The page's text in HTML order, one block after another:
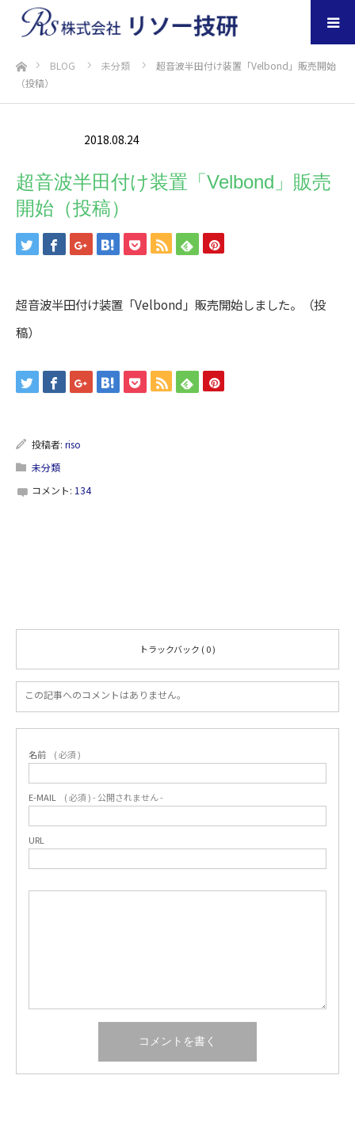
ホームBLOG 未分類
超音波半田付け装置「Velbond」販売開始
（投稿）
2018.08.24
超音波半田付け装置「Velbond」販売
開始（投稿）
超音波半田付け装置「Velbond」販売開始しました。（投
稿）
投稿者: riso
未分類
コメント: 134
トラックバック ( 0 )
この記事へのコメントはありません。
名前 ( 必須 )
E-MAIL ( 必須 ) - 公開されません -
URL